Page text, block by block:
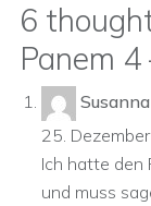
6
Panem
Susanna
25.
Ich hatte den
und muss